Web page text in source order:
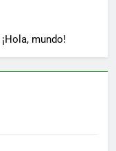
¡Hola, mundo!